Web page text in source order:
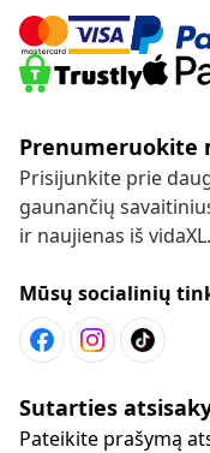
Prenumeruokite
Prisijunkite prie
gaunančių
ir naujienas iš vidaXL.
Mūsų socialinių
Sutarties
Pateikite prašymą